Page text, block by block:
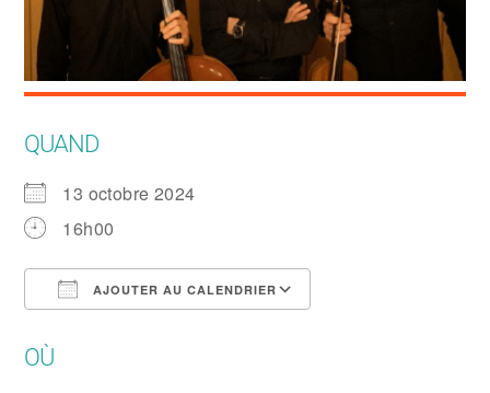
QUAND
13 octobre 2024
16h00
AJOUTER AU CALENDRIER
OÙ